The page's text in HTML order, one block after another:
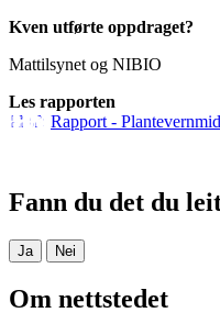
Kven utførte oppdraget?
Mattilsynet og NIBIO
Les rapporten
Rapport -
Fann du det du
Ja Nei
Om nettstedet